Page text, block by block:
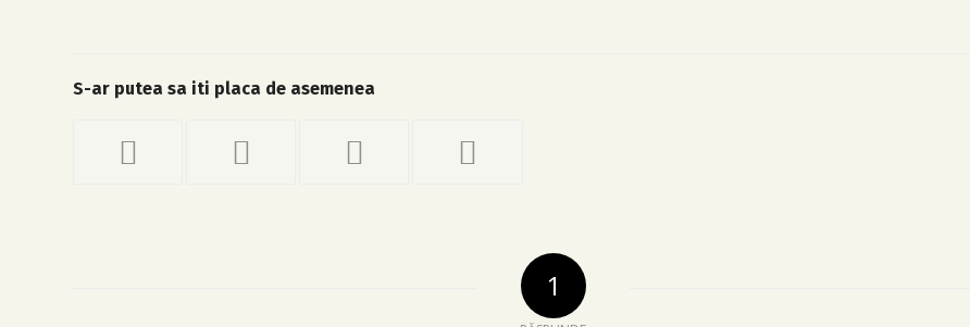
S-ar putea sa iti placa de asemenea
1